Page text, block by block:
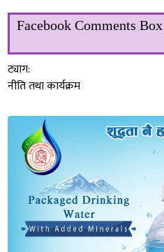
Facebook Comments Box
ट्याग:
नीति तथा कार्यक्रम